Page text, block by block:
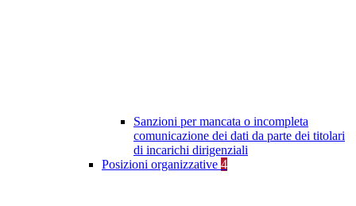
Sanzioni per mancata o incompleta
comunicazione dei dati da parte dei titolari
di incarichi dirigenziali
Posizioni organizzative 4